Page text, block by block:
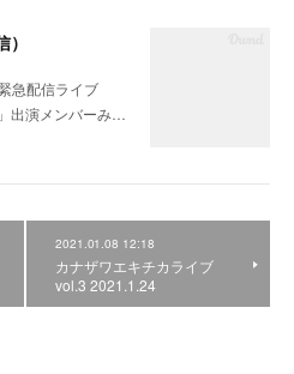
急配信ライブ
出演メンバーみ…
2021.01.08 12:18
カナザワエキチカライブ
vol.3 2021.1.24